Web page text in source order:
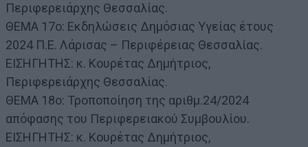
Περιφερειάρχης Θεσσαλίας.
ΘΕΜΑ 17ο: Εκδηλώσεις Δημόσιας Υγείας έτους
2024 Π.Ε. Λάρισας – Περιφέρειας Θεσσαλίας.
ΕΙΣΗΓΗΤΗΣ: κ. Κουρέτας Δημήτριος,
Περιφερειάρχης Θεσσαλίας.
ΘΕΜΑ 18ο: Τροποποίηση της αριθμ.24/2024
απόφασης του Περιφερειακού Συμβουλίου.
ΕΙΣΗΓΗΤΗΣ: κ. Κουρέτας Δημήτριος,